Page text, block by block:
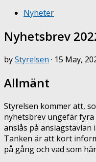
Nyheter
Nyhetsbrev
byStyrelsen · 15 May,
Allmänt
Styrelsen kommer att,
nyhetsbrev ungefär
anslås på anslagstavlan
Tanken är att kort
på gång och vad som